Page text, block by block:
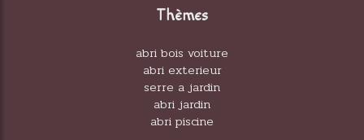
Thèmes
abri bois voiture
abri exterieur
serre a jardin
abri jardin
abri piscine